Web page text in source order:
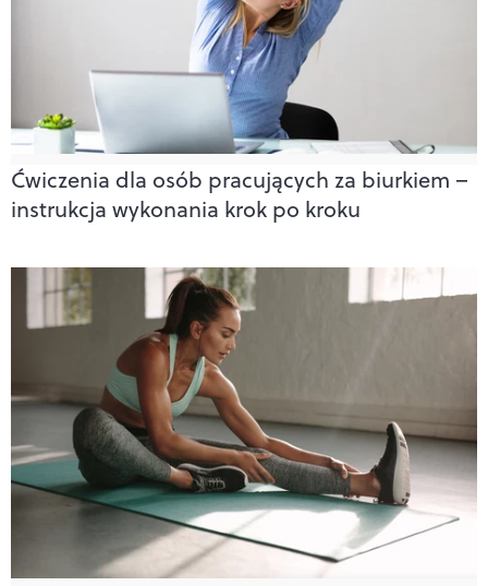
Ćwiczenia dla osób pracujących za biurkiem –
instrukcja wykonania krok po kroku